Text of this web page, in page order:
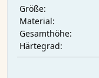
Größe:
Material:
Gesamthöhe:
Härtegrad: